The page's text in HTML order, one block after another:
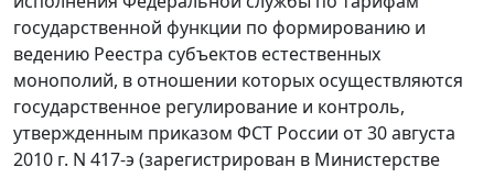
государственной функции по формированию и
ведению Реестра субъектов естественных
монополий, в отношении которых осуществляются
государственное регулирование и контроль,
утвержденным приказом ФСТ России от 30 августа
2010 г. N 417-э (зарегистрирован в Министерстве